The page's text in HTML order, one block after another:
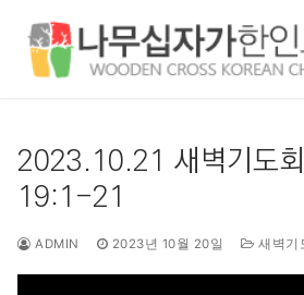
2023.10.21 새벽기도
19:1-21
ADMIN 2023년 10월 20일 새벽기